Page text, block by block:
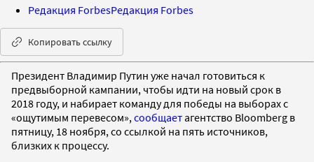
Редакция ForbesРедакция Forbes
Копировать ссылку
Президент Владимир Путин уже начал готовиться к
предвыборной кампании, чтобы идти на новый срок в
2018 году, и набирает команду для победы на выборах с
«ощутимым перевесом», сообщаетагентство Bloomberg в
пятницу, 18 ноября, со ссылкой на пять источников,
близких к процессу.